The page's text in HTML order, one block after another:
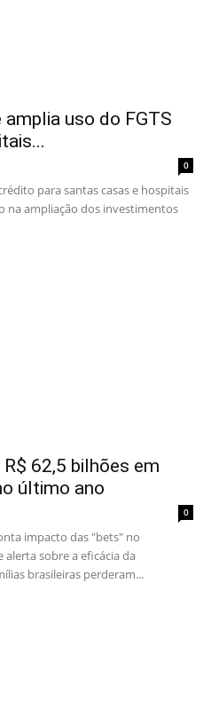
uso do FGTS
0
para santas casas e hospitais
na ampliação dos investimentos
62,5 bilhões em
último ano
0
impacto das "bets" no
alerta sobre a eficácia da
brasileiras perderam...